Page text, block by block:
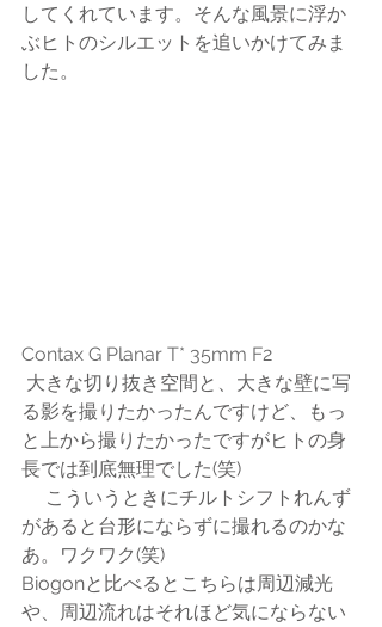
してくれています。そんな風景に浮か
ぶヒトのシルエットを追いかけてみま
した。
Contax G Planar T* 35mm F2
る影を撮りたかったんですけど、もっ
と上から撮りたかったですがヒトの身
長では到底無理でした(笑)
があると台形にならずに撮れるのかな
あ。ワクワク(笑)
Biogonと比べるとこちらは周辺減光
や、周辺流れはそれほど気にならない